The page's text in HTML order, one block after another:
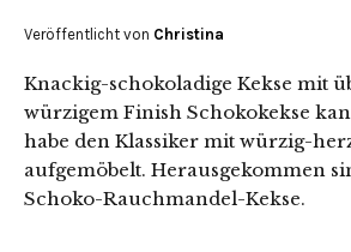
Veröffentlicht von Christina
Knackig-schokoladige Kekse mit
würzigem Finish Schokokekse
habe den Klassiker mit würzig-
aufgemöbelt. Herausgekommen
Schoko-Rauchmandel-Kekse.